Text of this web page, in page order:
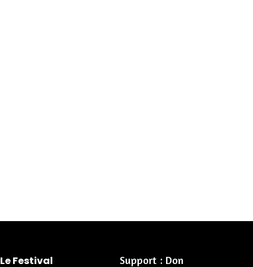
Le Festival Support : Don